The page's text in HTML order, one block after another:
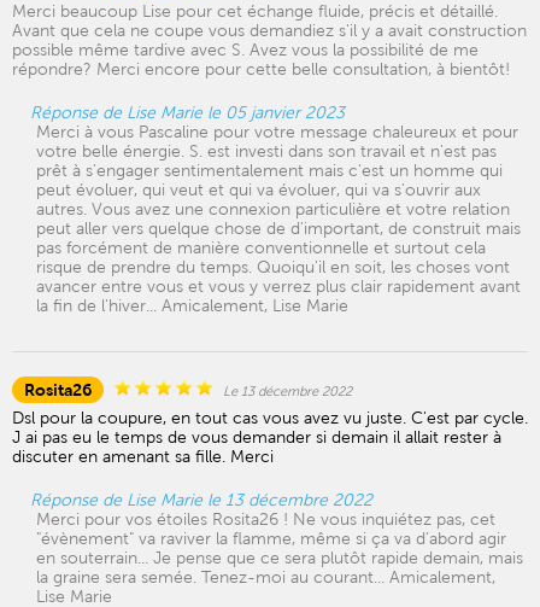
Merci beaucoup Lise pour cet échange fluide, précis et détaillé.
Avant que cela ne coupe vous demandiez s'il y a avait construction
possible même tardive avec S. Avez vous la possibilité de me
répondre? Merci encore pour cette belle consultation, à bientôt!
Réponse de Lise Marie le 05 janvier 2023
Merci à vous Pascaline pour votre message chaleureux et pour
votre belle énergie. S. est investi dans son travail et n'est pas
prêt à s'engager sentimentalement mais c'est un homme qui
peut évoluer, qui veut et qui va évoluer, qui va s'ouvrir aux
autres. Vous avez une connexion particulière et votre relation
peut aller vers quelque chose de d'important, de construit mais
pas forcément de manière conventionnelle et surtout cela
risque de prendre du temps. Quoiqu'il en soit, les choses vont
avancer entre vous et vous y verrez plus clair rapidement avant
la fin de l'hiver... Amicalement, Lise Marie
Rosita26 Le 13 décembre 2022
Dsl pour la coupure, en tout cas vous avez vu juste. C'est par cycle.
J ai pas eu le temps de vous demander si demain il allait rester à
discuter en amenant sa fille. Merci
Réponse de Lise Marie le 13 décembre 2022
Merci pour vos étoiles Rosita26 ! Ne vous inquiétez pas, cet
"évènement" va raviver la flamme, même si ça va d'abord agir
en souterrain... Je pense que ce sera plutôt rapide demain, mais
la graine sera semée. Tenez-moi au courant... Amicalement,
Lise Marie